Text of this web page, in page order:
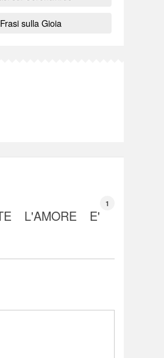
Frasi sulla Gioia
1
L'AMORE E'